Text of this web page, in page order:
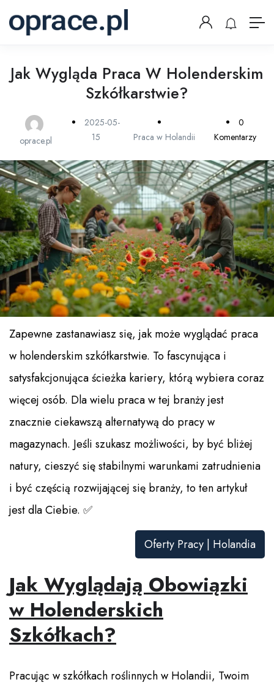
Jak Wygląda Praca W Holenderskim
Szkółkarstwie?
oprace.pl
2025-05-
15
Praca w Holandii
0
Komentarzy
Zapewne zastanawiasz się, jak może wyglądać praca
w holenderskim szkółkarstwie. To fascynująca i
satysfakcjonująca ścieżka kariery, którą wybiera coraz
więcej osób. Dla wielu praca w tej branży jest
znacznie ciekawszą alternatywą do pracy w
magazynach. Jeśli szukasz możliwości, by być bliżej
natury, cieszyć się stabilnymi warunkami zatrudnienia
i być częścią rozwijającej się branży, to ten artykuł
jest dla Ciebie. ✅
Oferty Pracy | Holandia
Jak Wyglądają Obowiązki
w Holenderskich
Szkółkach?
Pracując w szkółkach roślinnych w Holandii, Twoim